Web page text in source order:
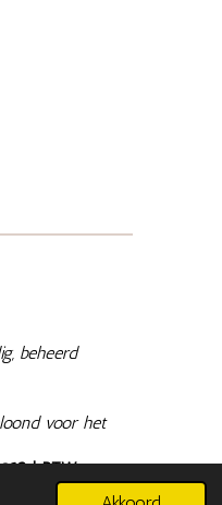
beheerd
voor het
| BTW
aangegeven.